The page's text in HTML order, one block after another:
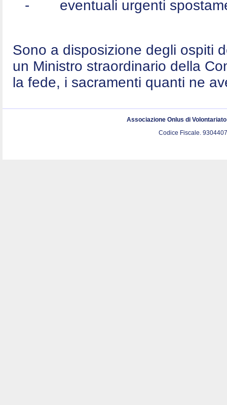
-
eventuali urgenti
Sono a disposizione degli ospiti
un Ministro straordinario della
la fede, i sacramenti quanti ne
Associazione Onlus di
Codice Fiscale.